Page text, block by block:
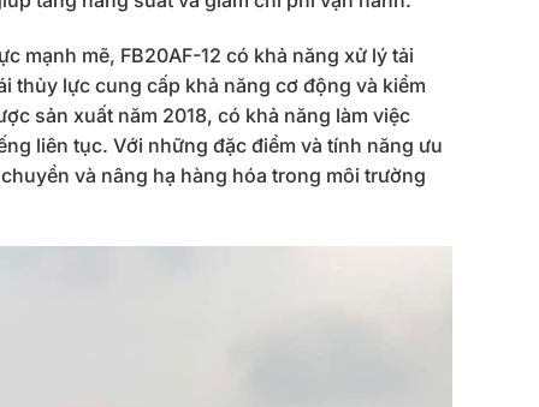
mạnh mẽ, FB20AF-12 có khả năng xử lý tải
thủy lực cung cấp khả năng cơ động và kiểm
sản xuất năm 2018, có khả năng làm việc
liên tục. Với những đặc điểm và tính năng ưu
và nâng hạ hàng hóa trong môi trường